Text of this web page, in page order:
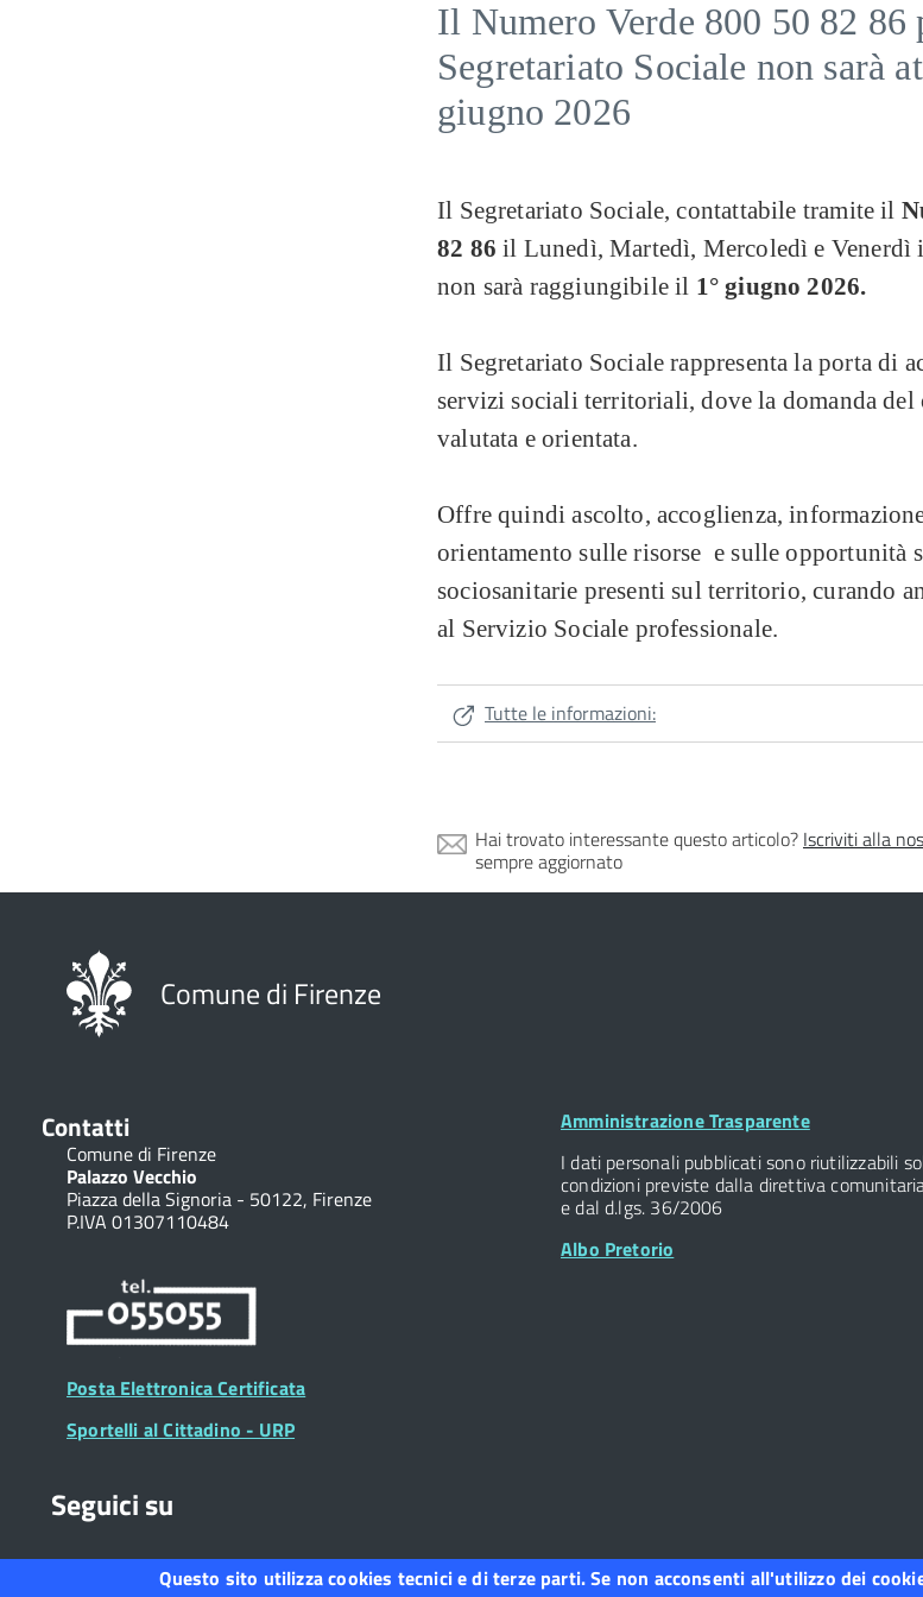
Il Numero Verde 800 50 82 86
Segretariato Sociale non sarà
giugno 2026
Il Segretariato Sociale, contattabile tramite il
82 86 il Lunedì, Martedì, Mercoledì e Venerdì
non sarà raggiungibile il 1° giugno 2026.
Il Segretariato Sociale rappresenta la porta di
servizi sociali territoriali, dove la domanda
valutata e orientata.
Offre quindi ascolto, accoglienza,
orientamento sulle risorse e sulle opportunità
sociosanitarie presenti sul territorio, curando
al Servizio Sociale professionale.
Tutte le informazioni:
Hai trovato interessante questo articolo? Iscriviti alla
sempre aggiornato
Comune di Firenze
Contatti
Comune di Firenze
Palazzo Vecchio
Piazza della Signoria - 50122, Firenze
P.IVA 01307110484
Posta Elettronica Certificata
Sportelli al Cittadino - URP
Footer
Amministrazione Trasparente
I dati personali pubblicati sono riutilizzabili
condizioni previste dalla direttiva
e dal d.lgs. 36/2006
Albo Pretorio
Seguici su
Questo sito utilizza cookies tecnici e di terze parti. Se non acconsenti all'utilizzo dei